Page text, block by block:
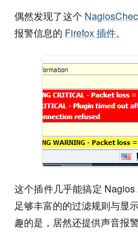
偶然发现了这个
报警信息的 Firefox 插件。
这个插件几乎能搞定
足够丰富的的过滤规则与显
趣的是，居然还提供声音报警